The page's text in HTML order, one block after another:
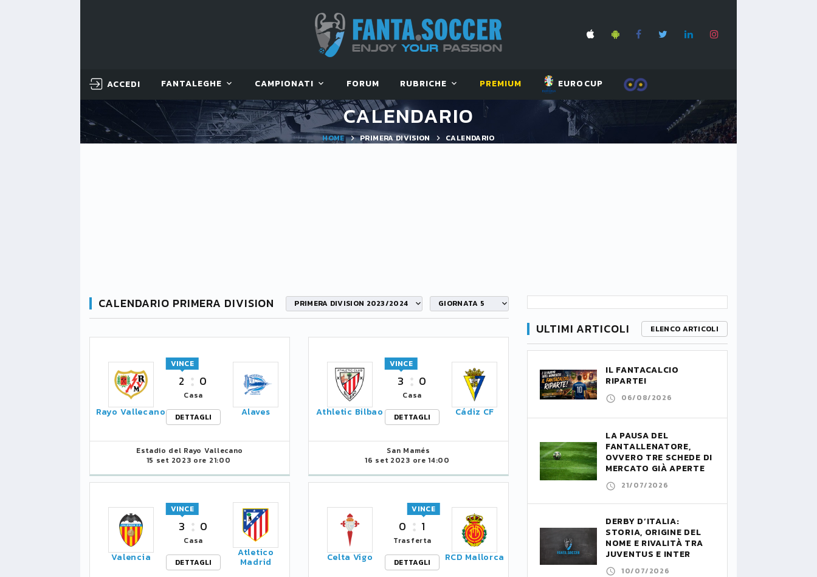
ACCEDI FANTALEGHE CAMPIONATI FORUM RUBRICHE PREMIUM EUROCUP
CALENDARIO
HOME PRIMERA DIVISION CALENDARIO
CALENDARIO PRIMERA DIVISION PRIMERA DIVISION 2023/2024 GIORNATA 5
Rayo Vallecano
2
VINCE
0
Casa
DETTAGLI
Alaves
Estadio del Rayo Vallecano
15 set 2023 ore 21:00
Athletic Bilbao
3
VINCE
0
Casa
DETTAGLI
Cádiz CF
San Mamés
16 set 2023 ore 14:00
Valencia
3
VINCE
0
Casa
DETTAGLI
Atletico
Madrid Celta Vigo
0 1
VINCE
Trasferta
DETTAGLI
RCD Mallorca
ULTIMI ARTICOLI ELENCO ARTICOLI
IL FANTACALCIO
RIPARTE!
06/08/2026
LA PAUSA DEL
FANTALLENATORE,
OVVERO TRE SCHEDE DI
MERCATO GIÀ APERTE
21/07/2026
DERBY D’ITALIA:
STORIA, ORIGINE DEL
NOME E RIVALITÀ TRA
JUVENTUS E INTER
10/07/2026